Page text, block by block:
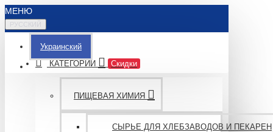
МЕНЮ
РУССКИЙ
Украинский
КАТЕГОРИИ
Скидки
ПИЩЕВАЯ ХИМИЯ
СЫРЬЕ ДЛЯ ХЛЕБЗАВОДОВ И ПЕКАРЕН